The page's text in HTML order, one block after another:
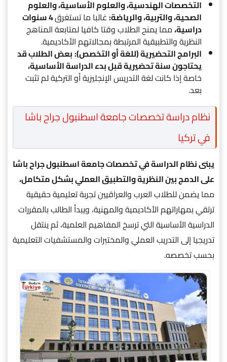
التخصصات الهندسية، والعلوم الأساسية، والعلوم
الصحية، والتربية، والرياضة:غالبا ما تستغرق 4 سنوات
دراسية،مما يمنح الطلاب وقتا كافيا لمتابعة المناهج
النظرية والتطبيقية المرتبطة بمجالاتهم الأكاديمية.
البرامج التحضيرية (للغة أو التخصص):بعض الطلاب قد
يحتاجون سنة تحضيرية قبل بدء الدراسة الأساسية،
خاصة إذا كانت لغة التدريس الإنجليزية أو التركية لم تثبت
بعد.
نظام دراسة تخصصات جامعة اسطنبول جراح باشا
في تركيا
يبنى نظام الدراسة في تخصصات جامعة اسطنبول جراح باشا
على الدمج بين النظرية والتطبيق العملي بشكل متكامل،
مما يضمن للطلاب العرب والعراقيين تجربة تعليمية حقيقية
ترتقي بمهاراتهم الأكاديمية والمهنية، ويبدأ الطالب بالمقررات
الدراسية الأساسية التي ترسخ المفاهيم العلمية، ثم ينتقل
تدريجيا إلى التدريب العملي والمختبرات والمستشفيات التعليمية
بحسب تخصصه.